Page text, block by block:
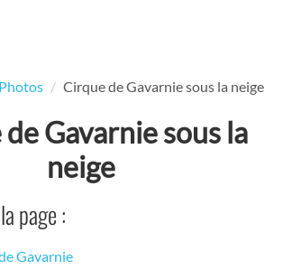
Photos Cirque de Gavarnie sous la neige
Gavarnie sous la
neige
page :
Gavarnie